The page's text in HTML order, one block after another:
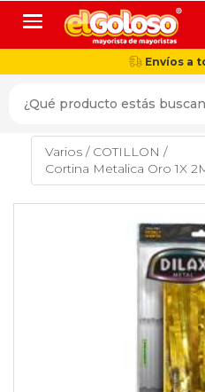
Toggle navigation
Envíos a
Varios / COTILLON /
Cortina Metalica Oro 1X